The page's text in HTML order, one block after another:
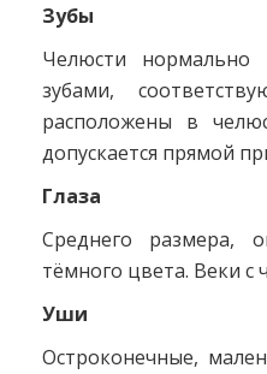
Зубы
Челюсти нормально
зубами,
расположены в
допускается прямой
Глаза
Среднего размера,
тёмного цвета. Веки с
Уши
Остроконечные,